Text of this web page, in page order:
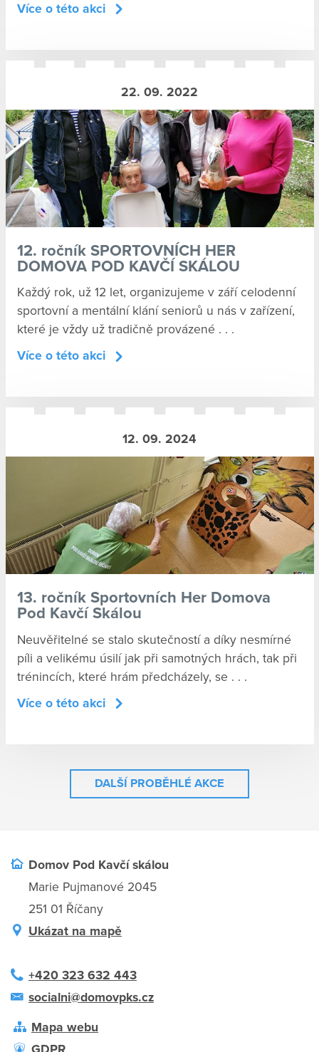
Více o této akci
22. 09. 2022
12. ročník SPORTOVNÍCH HER
DOMOVA POD KAVČÍ SKÁLOU
Každý rok, už 12 let, organizujeme v září celodenní
sportovní a mentální klání seniorů u nás v zařízení,
které je vždy už tradičně provázené . . .
Více o této akci
12. 09. 2024
13. ročník Sportovních Her Domova
Pod Kavčí Skálou
Neuvěřitelné se stalo skutečností a díky nesmírné
píli a velikému úsilí jak při samotných hrách, tak při
trénincích, které hrám předcházely, se . . .
Více o této akci
DALŠÍ PROBĚHLÉ AKCE
Domov Pod Kavčí skálou
Marie Pujmanové 2045
251 01 Říčany
Ukázat na mapě
+420 323 632 443
socialni@domovpks.cz
Mapa webu